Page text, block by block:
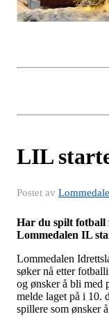
LIL
Postet av
Har du spilt fotball
Lommedalen IL
Lommedalen
søker nå etter
og ønsker å bli med
melde laget på i 10.
spillere som ønsker